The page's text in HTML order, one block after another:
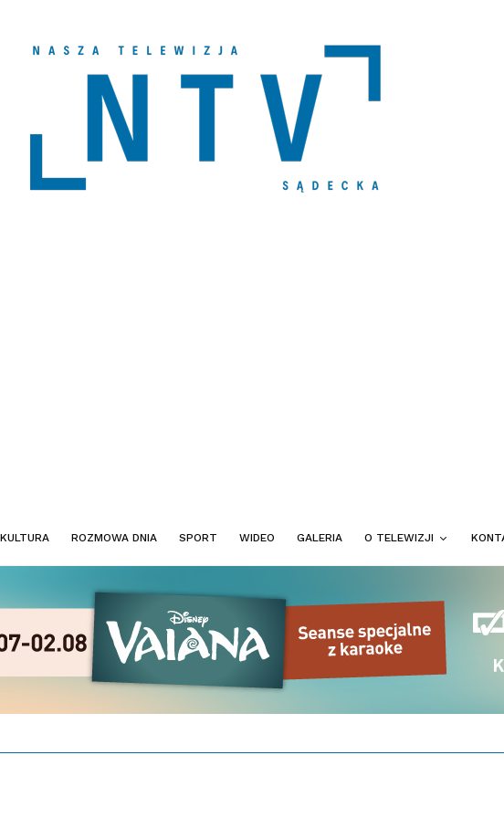
KULTURA ROZMOWA DNIA SPORT WIDEO GALERIA O TELEWIZJI